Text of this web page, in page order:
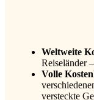
Weltweite
Reiseländer
Volle
versteckte